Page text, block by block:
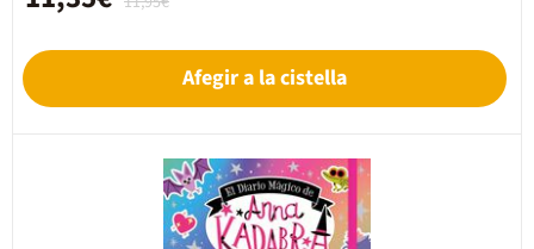
Afegir a la cistella